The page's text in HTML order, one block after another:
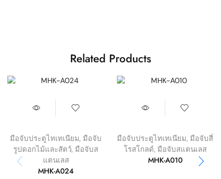
Related Products
มือจับประตูไทเทเนียม, มือจับ
รูปดอกไม้และสัตว์, มือจับส
แตนเลส
MHK-A024
มือจับประตูไทเทเนียม, มือจับสี่
โรสโกลด์, มือจับสแตนเลส
MHK-A010